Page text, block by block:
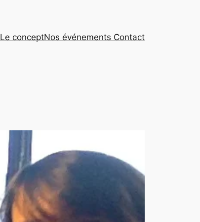
Le conceptNos événements Contact